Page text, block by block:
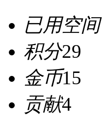
已用空间
积分29
金币15
贡献4